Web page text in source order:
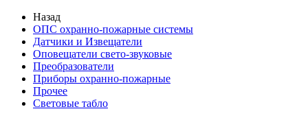
Назад
ОПС охранно-пожарные системы
Датчики и Извещатели
Оповещатели свето-звуковые
Преобразователи
Приборы охранно-пожарные
Прочее
Световые табло